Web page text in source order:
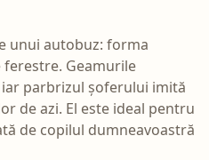
unui autobuz: forma
ferestre. Geamurile
parbrizul șoferului imită
de azi. El este ideal pentru
de copilul dumneavoastră